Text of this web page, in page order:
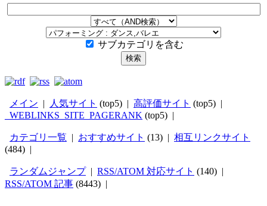
サブカテゴリを含む
メイン | 人気サイト (top5) | 高評価サイト (top5) |
_WEBLINKS_SITE_PAGERANK (top5) |
カテゴリ一覧 | おすすめサイト (13) | 相互リンクサイト
(484) |
ランダムジャンプ| RSS/ATOM 対応サイト (140) |
RSS/ATOM 記事 (8443) |